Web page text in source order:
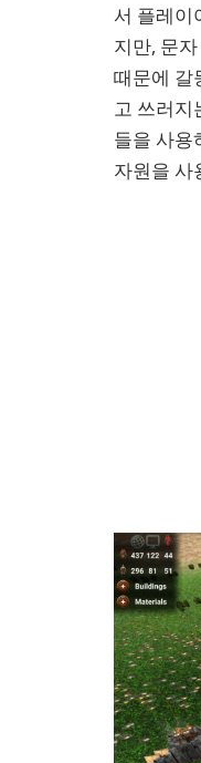
서 플레이
지만, 문
때문에 갈
고 쓰러지
들을 사용
자원을 사